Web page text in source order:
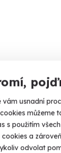
usnadní
můžeme
s použitím
a
odvolat